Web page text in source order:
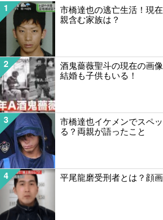
1
市橋達也の逃亡生活！現
親含む家族は？
2
酒鬼薔薇聖斗の現在の画
結婚も子供もいる！
3
市橋達也イケメンでスペ
る？両親が語ったこと
4 平尾龍磨受刑者とは？顔